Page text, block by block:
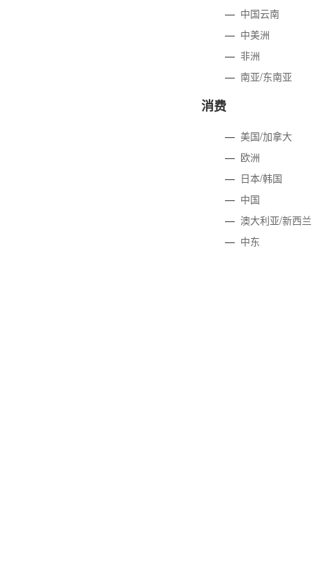
— 中国云南
— 中美洲
—非洲
—南亚/东南亚
消费
—美国/加拿大
— 欧洲
— 日本/韩国
— 中国
— 澳大利亚/新西兰
— 中东